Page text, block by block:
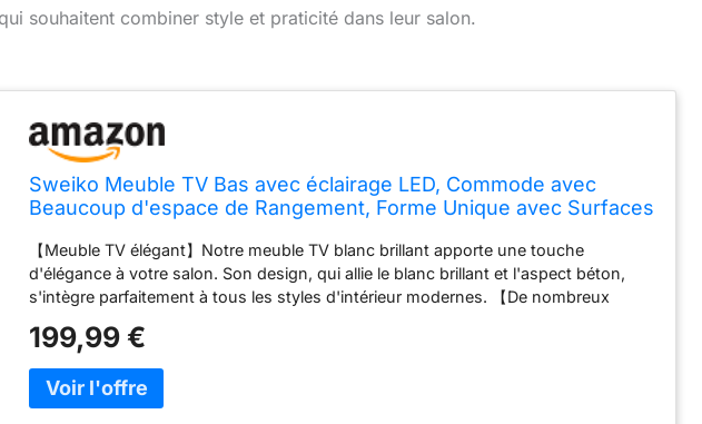
souhaitent combiner style et praticité dans leur salon.
Sweiko Meuble TV Bas avec éclairage LED, Commode avec
Beaucoup d'espace de Rangement, Forme Unique avec Surfaces
【Meuble TV élégant】Notre meuble TV blanc brillant apporte une touche
d'élégance à votre salon. Son design, qui allie le blanc brillant et l'aspect béton,
s'intègre parfaitement à tous les styles d'intérieur modernes. 【De nombreux
meuble TV offre un espace de rangement suffisant pour vos appareils
multimédias, vos DVD, vos jeux et bien d'autres objets. Tout est ainsi bien rangé et
à portée de main. 【Éclairage LED multicolore】Le système d'éclairage LED intégré
vous aide à créer une ambiance chaleureuse et agréable dans votre salon. Vous
199,99 €